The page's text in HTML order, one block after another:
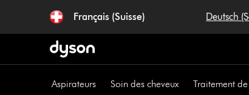
pages
Français (Suisse) Deutsch
Aspirateurs Soin des cheveux Traitement de